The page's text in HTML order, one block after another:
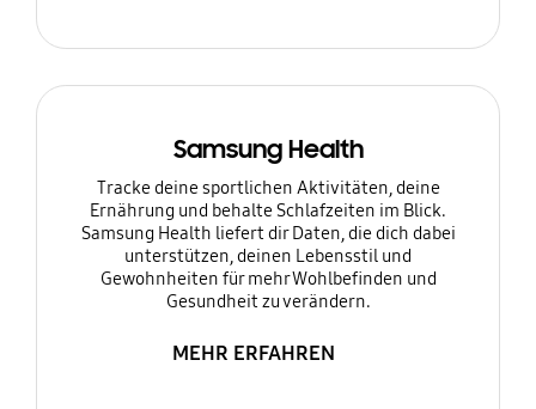
Samsung Health
Tracke deine sportlichen Aktivitäten, deine
Ernährung und behalte Schlafzeiten im Blick.
Samsung Health liefert dir Daten, die dich dabei
unterstützen, deinen Lebensstil und
Gewohnheiten für mehr Wohlbefinden und
Gesundheit zu verändern.
MEHR ERFAHREN